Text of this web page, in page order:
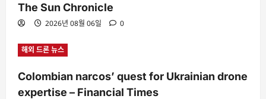
The Sun Chronicle
2026년 08월 06일 0
해외 드론 뉴스
Colombian narcos’ quest for Ukrainian drone
expertise – Financial Times